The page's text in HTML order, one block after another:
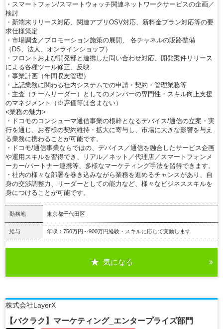
・スマートフォン/スマートウォッチ関連ネットワークサービスの企画／
検討
・新端末リリース対応、関連アプリOSV対応、新料金プラン対応等の要
求仕様策定
・市場調査／プロモーション施策の展開、 各チャネルの販路整備
（DS、法人、オンラインショップ）
・フロントおよび開発部と連携した問い合わせ対応、開発案件リリース
による各種ツール修正、反映
・事業計画（年間収支管理）
・上記業務に関わる社内システムでの申請・契約・管理業務等
・主査（チームリーダー）としてのメンバーの専門性・スキル向上支援
のマネジメント（※評価等は含まない）
<業務の魅力>
・ドコモのコンシューマ通信事業の根幹となるデバイス/通信の立案・実
行を通じ、お客様の契約維持・拡大に寄与し、市場に大きな影響を与え
る業務に携わることが可能です。
・ドコモ/通信事業ならではの、デバイス／通信を融合したサービス企画
や運用スキルを習得でき、リアル／ネット／代理店／スマートフォンメ
ーカー/パートナー連携等、多様なマーケティング手法を習得できます。
・社内の様々な部署を巻き込みながら業務を進めるチャンスがあり、自
身の交渉調整力、リーダーとしての能力など、様々なビジネススキルを
身につけることが可能です。
勤務地 東京都千代田区
給与 年収：750万円～900万円経験・スキルに応じて変動します
気になる
株式会社LayerX
【バクラク】マーケティング_エンタープライズ部門